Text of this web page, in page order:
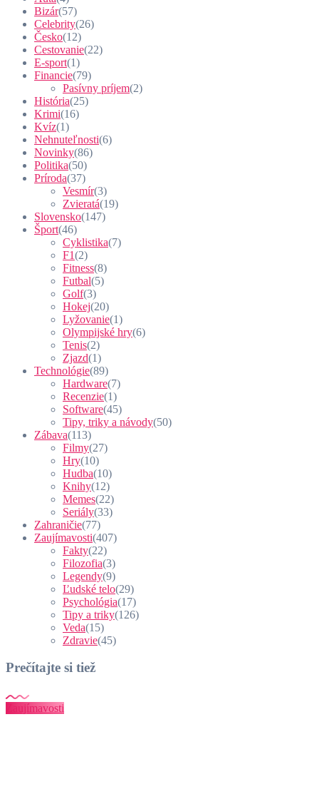
Bizár(57)
Celebrity(26)
Česko(12)
Cestovanie(22)
E-sport(1)
Financie(79)
Pasívny príjem(2)
História(25)
Krimi(16)
Kvíz(1)
Nehnuteľnosti(6)
Novinky(86)
Politika(50)
Príroda(37)
Vesmír(3)
Zvieratá(19)
Slovensko(147)
Šport(46)
Cyklistika(7)
F1(2)
Fitness(8)
Futbal(5)
Golf(3)
Hokej(20)
Lyžovanie(1)
Olympijské hry(6)
Tenis(2)
Zjazd(1)
Technológie(89)
Hardware(7)
Recenzie(1)
Software(45)
Tipy, triky a návody(50)
Zábava(113)
Filmy(27)
Hry(10)
Hudba(10)
Knihy(12)
Memes(22)
Seriály(33)
Zahraničie(77)
Zaujímavosti(407)
Fakty(22)
Filozofia(3)
Legendy(9)
Ľudské telo(29)
Psychológia(17)
Tipy a triky(126)
Veda(15)
Zdravie(45)
Prečítajte si tiež
Zaujímavosti